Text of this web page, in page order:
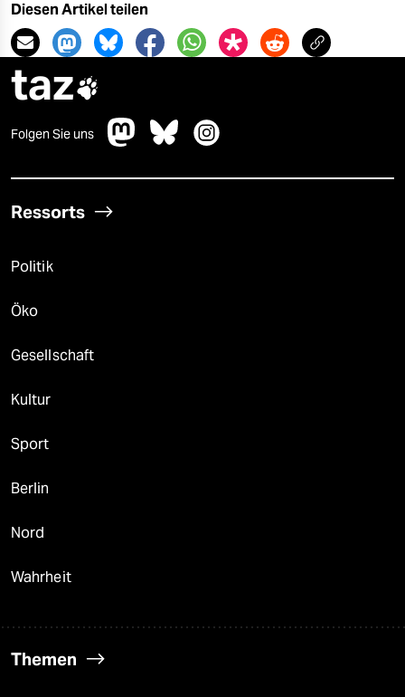
Diesen Artikel teilen
taz
Folgen Sie uns
Ressorts
Politik
Öko
Gesellschaft
Kultur
Sport
Berlin
Nord
Wahrheit
Themen